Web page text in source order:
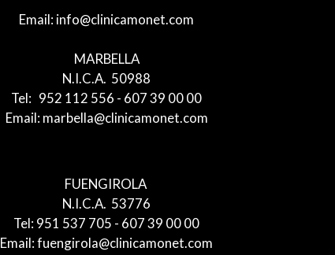
Email: info@clinicamonet.com
MARBELLA
N.I.C.A. 50988
Tel: 952 112 556 - 607 39 00 00
Email: marbella@clinicamonet.com
FUENGIROLA
N.I.C.A. 53776
Tel: 951 537 705 - 607 39 00 00
Email: fuengirola@clinicamonet.com